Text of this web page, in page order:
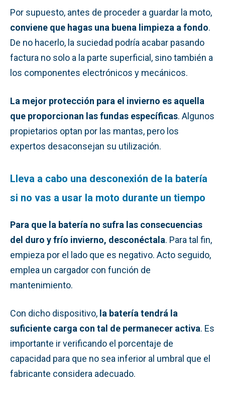
Por supuesto, antes de proceder a guardar la moto,
conviene que hagas una buena limpieza a fondo.
De no hacerlo, la suciedad podría acabar pasando
factura no solo a la parte superficial, sino también a
los componentes electrónicos y mecánicos.
La mejor protección para el invierno es aquella
que proporcionan las fundas específicas. Algunos
propietarios optan por las mantas, pero los
expertos desaconsejan su utilización.
Lleva a cabo una desconexión de la batería
si no vas a usar la moto durante un tiempo
Para que la batería no sufra las consecuencias
del duro y frío invierno, desconéctala. Para tal fin,
empieza por el lado que es negativo. Acto seguido,
emplea un cargador con función de
mantenimiento.
Con dicho dispositivo, la batería tendrá la
suficiente carga con tal de permanecer activa. Es
importante ir verificando el porcentaje de
capacidad para que no sea inferior al umbral que el
fabricante considera adecuado.